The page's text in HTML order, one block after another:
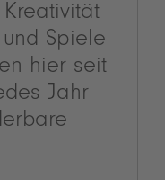
Spiele
hier seit
Jahr